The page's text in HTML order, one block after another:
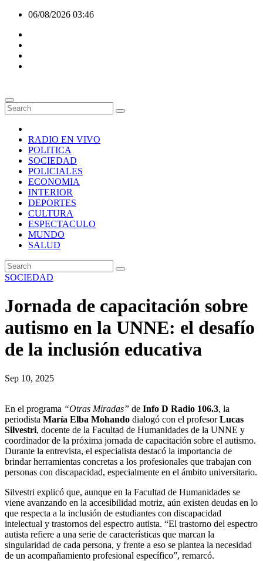
Skip
content
06/08/2026 03:46
RADIO EN VIVO
POLITICA
SOCIEDAD
POLICIALES
ECONOMIA
INTERIOR
DEPORTES
CULTURA
ESPECTACULO
MUNDO
SALUD
SOCIEDAD
Jornada de capacitación sobre
autismo en la UNNE: el desafío
de la inclusión educativa
Sep 10, 2025
En el programa “Otras Miradas” de Info D Radio 106.3, la
periodista María Elba Mohando dialogó con el profesorLucas
Silvestri, docente de la Facultad de Humanidades de la UNNE y
coordinador de la próxima jornada de capacitación sobre el autismo.
Durante la entrevista, el especialista destacó la importancia de
brindar herramientas concretas a los profesionales que trabajan con
personas con discapacidad, especialmente en el ámbito universitario.
Silvestri explicó que, aunque en la Facultad de Humanidades se
viene avanzando en la accesibilidad motriz, aún existen deudas en lo
que respecta a la inclusión de estudiantes con discapacidad
intelectual y trastornos del espectro autista. “El trastorno del espectro
autista refiere a una serie de características que marcan la
singularidad de cada persona, y frente a eso se plantea la necesidad
de un acompañamiento profesional específico”, remarcó.